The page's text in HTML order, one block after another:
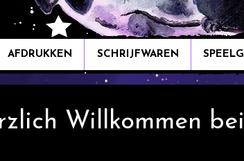
AFDRUKKEN SCHRIJFWAREN
Willkommen